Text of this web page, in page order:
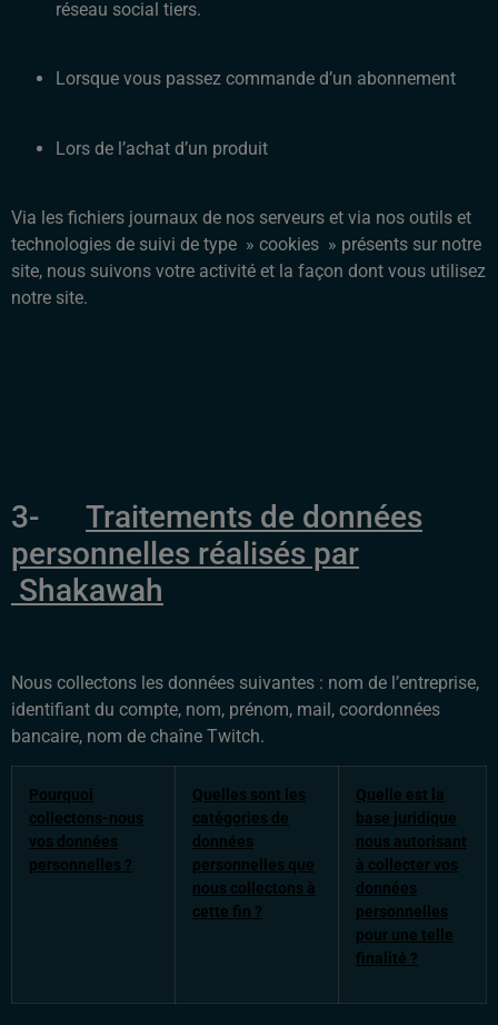
réseau social tiers.
Lorsque vous passez commande d’un abonnement
Lors de l’achat d’un produit
Via les fichiers journaux de nos serveurs et via nos outils et
technologies de suivi de type » cookies » présents sur notre
site, nous suivons votre activité et la façon dont vous utilisez
notre site.
3- Traitements de données
personnelles réalisés par
Shakawah
Nous collectons les données suivantes : nom de l’entreprise,
identifiant du compte, nom, prénom, mail, coordonnées
bancaire, nom de chaîne Twitch.
Pourquoi
collectons-nous
vos données
personnelles ?
Quelles sont les
catégories de
données
personnelles que
nous collectons à
cette fin ?
Quelle est la
base juridique
nous autorisant
à collecter vos
données
personnelles
pour une telle
finalité ?